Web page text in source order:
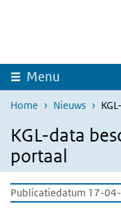
Overslaan en naar de
Menu
Home Nieuws
KGL-data
portaal
Publicatiedatum 17-